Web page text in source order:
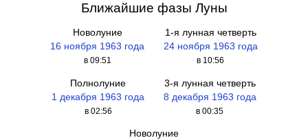
Ближайшие фазы Луны
Новолуние
16 ноября 1963 года
в 09:51
1-я лунная четверть
24 ноября 1963 года
в 10:56
Полнолуние
1 декабря 1963 года
в 02:56
3-я лунная четверть
8 декабря 1963 года
в 00:35
Новолуние